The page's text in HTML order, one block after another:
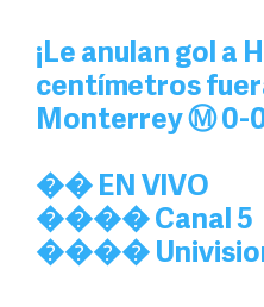
¡Le anulan gol a
centímetros
Monterrey Ⓜ️ 0-
�� EN VIVO
���� Canal 5
���� Univision